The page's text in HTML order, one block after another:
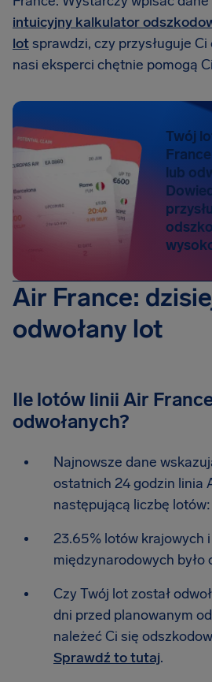
intuicyjny kalkulator
lotsprawdzi, czy przysługuje
nasi eksperci chętnie pomogą
Twój
France
lub
Air France:
odwołany lot
Ile lotów linii Air
odwołanych?
Najnowsze dane
ostatnich 24 godzin linia
następującą liczbę
23.65% lotów krajowych
międzynarodowych było
Czy Twój lot został
dni przed planowanym
należeć Ci się
Sprawdź to tutaj.